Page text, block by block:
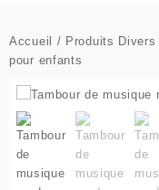
Accueil / Produits Divers
pour enfants